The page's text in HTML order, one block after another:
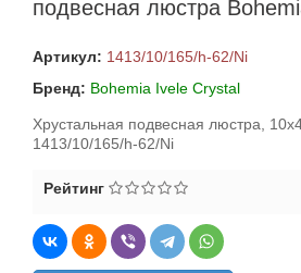
подвесная люстра
Артикул: 1413/10/165/h-62/Ni
Бренд: Bohemia Ivele Crystal
Хрустальная подвесная люстра,
1413/10/165/h-62/Ni
Рейтинг